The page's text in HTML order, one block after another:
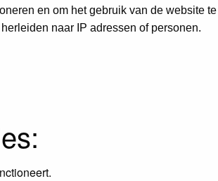
en om het gebruik van de website te
naar IP adressen of personen.